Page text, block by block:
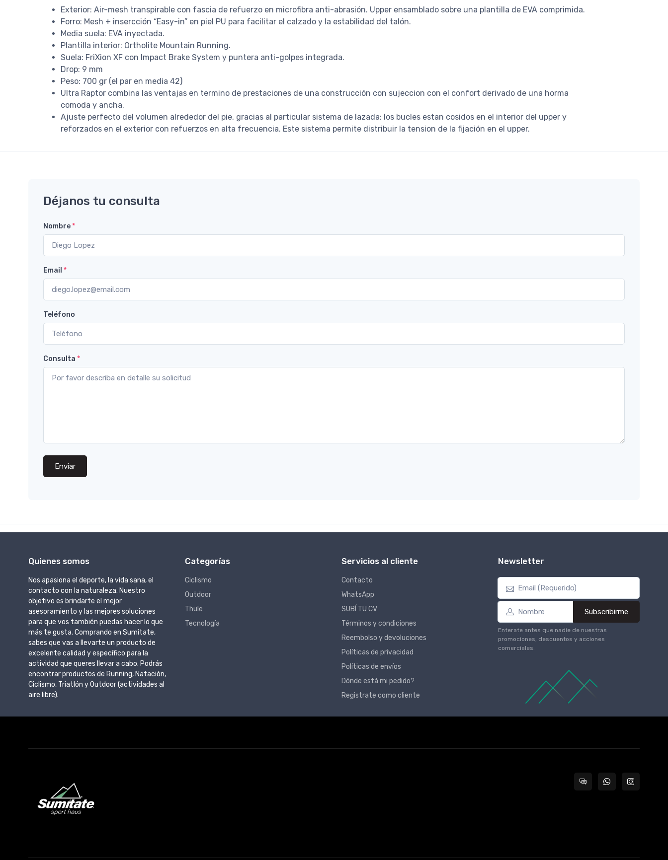
Exterior: Air-mesh transpirable con fascia de refuerzo en microfibra anti-abrasión. Upper ensamblado sobre una plantilla de EVA comprimida.
Forro: Mesh + insercción “Easy-in” en piel PU para facilitar el calzado y la estabilidad del talón.
Media suela: EVA inyectada.
Plantilla interior: Ortholite Mountain Running.
Suela: FriXion XF con Impact Brake System y puntera anti-golpes integrada.
Drop: 9 mm
Peso: 700 gr (el par en media 42)
Ultra Raptor combina las ventajas en termino de prestaciones de una construcción con sujeccion con el confort derivado de una horma
comoda y ancha.
Ajuste perfecto del volumen alrededor del pie, gracias al particular sistema de lazada: los bucles estan cosidos en el interior del upper y
reforzados en el exterior con refuerzos en alta frecuencia. Este sistema permite distribuir la tension de la fijación en el upper.
Déjanos tu consulta
Nombre*
Email *
Teléfono
Consulta *
Enviar
Quienes somos
Nos apasiona el deporte, la vida sana, el
contacto con la naturaleza. Nuestro
objetivo es brindarte el mejor
asesoramiento y las mejores soluciones
para que vos también puedas hacer lo que
más te gusta. Comprando en Sumitate,
sabes que vas a llevarte un producto de
excelente calidad y específico para la
actividad que queres llevar a cabo. Podrás
encontrar productos de Running, Natación,
Ciclismo, Triatlón y Outdoor (actividades al
aire libre).
Categorías
Ciclismo
Outdoor
Thule
Tecnología
Servicios al cliente
Contacto
WhatsApp
SUBÍ TU CV
Términos y condiciones
Reembolso y devoluciones
Políticas de privacidad
Políticas de envíos
Dónde está mi pedido?
Registrate como cliente
Newsletter
Subscribirme
Enterate antes que nadie de nuestras
promociones, descuentos y acciones
comerciales.